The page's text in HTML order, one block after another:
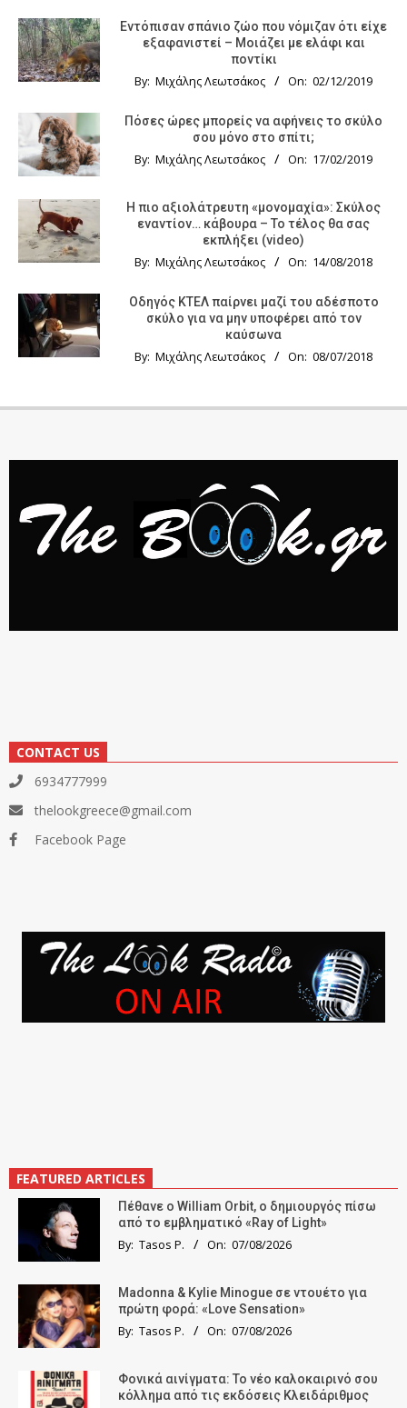
Εντόπισαν σπάνιο ζώο που νόμιζαν ότι είχε
εξαφανιστεί – Μοιάζει με ελάφι και
ποντίκι
By: Μιχάλης Λεωτσάκος On: 02/12/2019
Πόσες ώρες μπορείς να αφήνεις το σκύλο
σου μόνο στο σπίτι;
By: Μιχάλης Λεωτσάκος On: 17/02/2019
Η πιο αξιολάτρευτη «μονομαχία»: Σκύλος
εναντίον… κάβουρα – Το τέλος θα σας
εκπλήξει (video)
By: Μιχάλης Λεωτσάκος On: 14/08/2018
Οδηγός KTΕΛ παίρνει μαζί του αδέσποτο
σκύλο για να μην υποφέρει από τον
καύσωνα
By: Μιχάλης Λεωτσάκος On: 08/07/2018
CONTACT US
6934777999
thelookgreece@gmail.com
Facebook Page
FEATURED ARTICLES
Πέθανε ο William Orbit, ο δημιουργός πίσω
από το εμβληματικό «Ray of Light»
By: Tasos P. On: 07/08/2026
Madonna & Kylie Minogue σε ντουέτο για
πρώτη φορά: «Love Sensation»
By: Tasos P. On: 07/08/2026
Φονικά αινίγματα: Το νέο καλοκαιρινό σου
κόλλημα από τις εκδόσεις Κλειδάριθμος